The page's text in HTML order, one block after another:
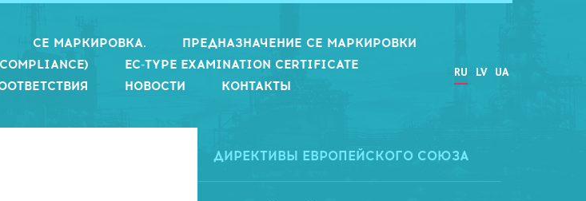
RU LV UA
СЕ МАРКИРОВКА.
ПРЕДНАЗНАЧЕНИЕ СЕ МАРКИРОВКИ
EC-TYPE EXAMINATION CERTIFICATE
НОВОСТИ КОНТАКТЫ
ДИРЕКТИВЫ ЕВРОПЕЙСКОГО СОЮЗА